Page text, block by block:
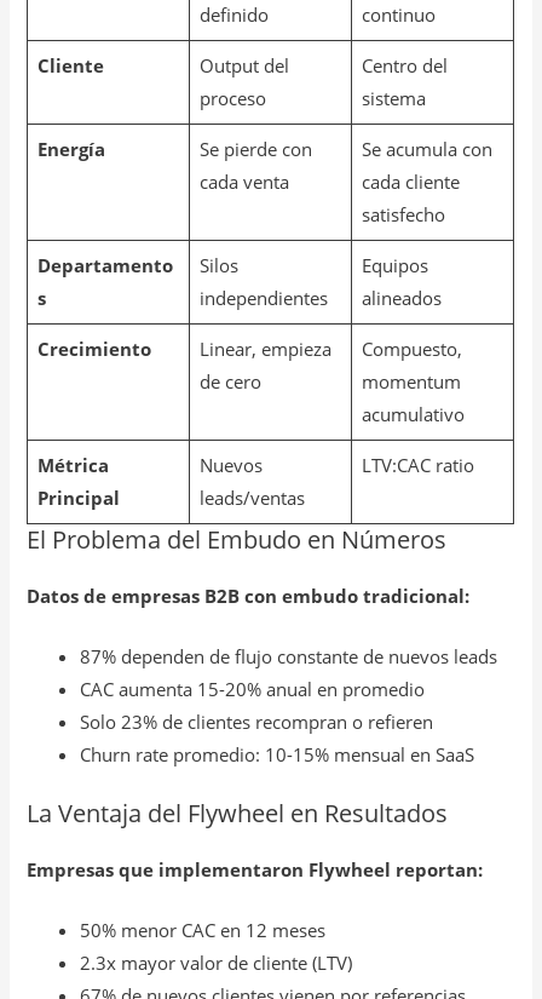
definido
continuo
Cliente
Output del
proceso
Centro del
sistema
Energía
Se pierde con
cada venta
Se acumula con
cada cliente
satisfecho
Departamento
s
Silos
independientes
Equipos
alineados
Crecimiento
Linear, empieza
de cero
Compuesto,
momentum
acumulativo
Métrica
Principal
Nuevos
leads/ventas
LTV:CAC ratio
El Problema del Embudo en Números
Datos de empresas B2B con embudo tradicional:
87% dependen de flujo constante de nuevos leads
CAC aumenta 15-20% anual en promedio
Solo 23% de clientes recompran o refieren
Churn rate promedio: 10-15% mensual en SaaS
La Ventaja del Flywheel en Resultados
Empresas que implementaron Flywheel reportan:
50% menor CAC en 12 meses
2.3x mayor valor de cliente (LTV)